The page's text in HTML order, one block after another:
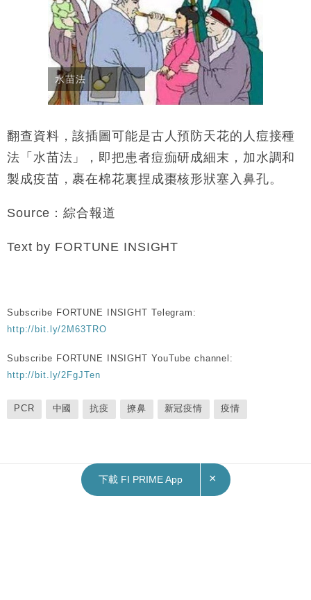
水苗法
翻查資料，該插圖可能是古人預防天花的人痘接種
法「水苗法」，即把患者痘痂研成細末，加水調和
製成疫苗，裹在棉花裏捏成棗核形狀塞入鼻孔。
Source：綜合報道
Text by FORTUNE INSIGHT
Subscribe FORTUNE INSIGHT Telegram:
http://bit.ly/2M63TRO
Subscribe FORTUNE INSIGHT YouTube channel:
http://bit.ly/2FgJTen
PCR 中國 抗疫 撩鼻 新冠疫情 疫情
下載 FI PRIME App ×